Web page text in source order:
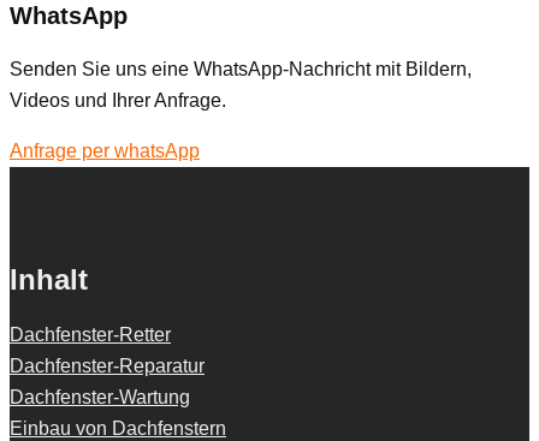
WhatsApp
Senden Sie uns eine WhatsApp-Nachricht mit Bildern,
Videos und Ihrer Anfrage.
Anfrage per whatsApp
Inhalt
Dachfenster-Retter
Dachfenster-Reparatur
Dachfenster-Wartung
Einbau von Dachfenstern